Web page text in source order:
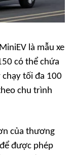
là mẫu xe
có thể chứa
chạy tối đa 100
chu trình
của thương
được phép